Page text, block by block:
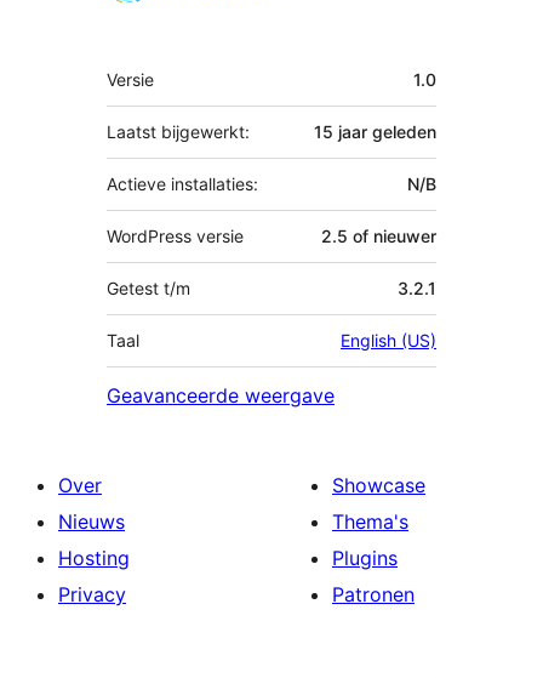
Meta
Versie 1.0
Laatst bijgewerkt: 15 jaar geleden
Actieve installaties: N/B
WordPress versie 2.5 of nieuwer
Getest t/m 3.2.1
Taal English (US)
Geavanceerde weergave
Over
Nieuws
Hosting
Privacy
Showcase
Thema's
Plugins
Patronen